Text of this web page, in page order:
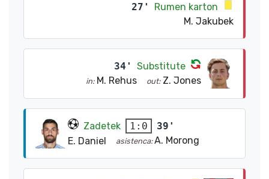
27'
Rumen karton
M. Jakubek
34' Substitute
in: M. Rehus out: Z. Jones
Zadetek 1:0
39'
E. Daniel
asistenca:A. Morong